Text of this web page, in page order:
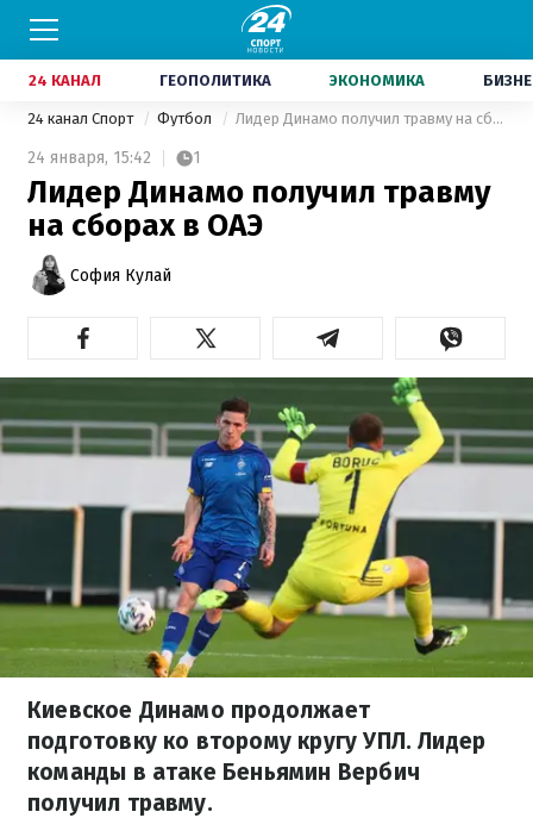
24 КАНАЛ ГЕОПОЛИТИКА ЭКОНОМИКА
24 канал Спорт Футбол Лидер Динамо получил травму на сборах в ОАЭ
24 января, 15:42 1
Лидер Динамо получил травму
на сборах в ОАЭ
София Кулай
Киевское Динамо продолжает
подготовку ко второму кругу УПЛ. Лидер
команды в атаке Беньямин Вербич
получил травму.